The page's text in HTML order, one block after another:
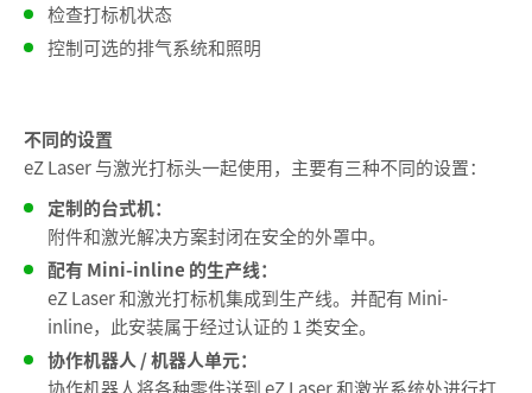
检查打标机状态
控制可选的排气系统和照明
不同的设置
eZ Laser 与激光打标头一起使用，主要有三种不同的设置：
定制的台式机：
附件和激光解决方案封闭在安全的外罩中。
配有 Mini-inline 的生产线：
eZ Laser 和激光打标机集成到生产线。并配有 Mini-
inline，此安装属于经过认证的 1 类安全。
协作机器人 / 机器人单元：